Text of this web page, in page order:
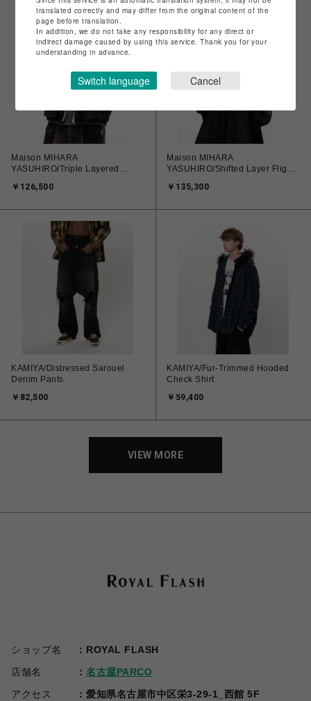
Maison MIHARA
YASUHIRO/Triple Layered
￥126,500
Maison MIHARA
YASUHIRO/Shifted Layer Flight
￥135,300
KAMIYA/Distressed Sarouel
Denim Pants
￥82,500
KAMIYA/Fur-Trimmed Hooded
Check Shirt
￥59,400
VIEW MORE
ショップ名
ROYAL FLASH
店舗名
名古屋PARCO
アクセス
愛知県名古屋市中区栄3-29-1_西館 5F
translated correctly and may differ from the original content of the
page before translation.
In addition, we do not take any responsibility for any direct or
indirect damage caused by using this service. Thank you for your
understanding in advance.
Switch language Cancel